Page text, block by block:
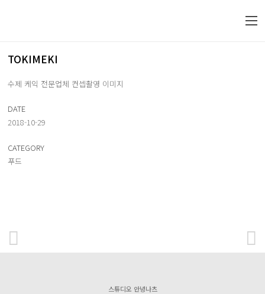
TOKIMEKI
수제 케익 전문업체 컨셉촬영 이미지
DATE
2018-10-29
CATEGORY
푸드
스튜디오 안녕나츠